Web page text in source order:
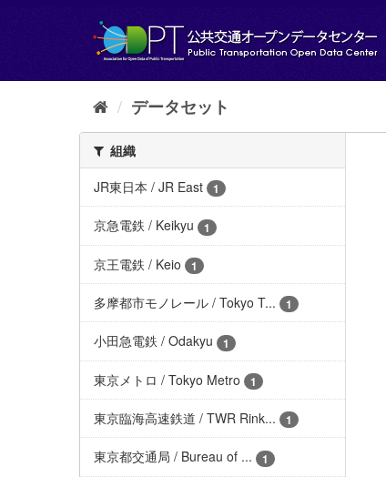
し
データセット
組織
JR東日本 / JR East
1
京急電鉄 / Keikyu 1
京王電鉄 / Keio 1
多摩都市モノレール / Tokyo T... 1
小田急電鉄 / Odakyu 1
東京メトロ / Tokyo Metro 1
東京臨海高速鉄道 / TWR Rink... 1
東京都交通局 / Bureau of ... 1